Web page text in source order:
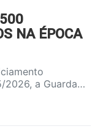
NA ÉPOCA
2026, a Guarda…